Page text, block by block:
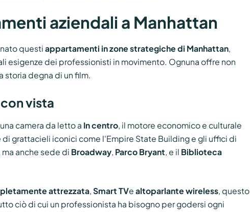
aziendali a Manhattan
questi appartamenti in zone strategiche di Manhattan,
esigenze dei professionisti in movimento. Ognuna offre non
storia degna di un film.
vista
camera da letto a In centro, il motore economico e culturale
di grattacieli iconici come l'Empire State Building e gli uffici di
anche sede di Broadway, Parco Bryant, e il Biblioteca
attrezzata, Smart TVe altoparlante wireless, questo
ciò di cui un professionista ha bisogno per godersi ogni